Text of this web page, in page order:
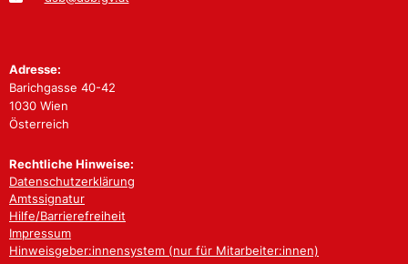
Adresse:
Barichgasse 40-42
1030 Wien
Österreich
Rechtliche Hinweise:
Datenschutzerklärung
Amtssignatur
Hilfe/Barrierefreiheit
Impressum
Hinweisgeber:innensystem (nur für Mitarbeiter:innen)